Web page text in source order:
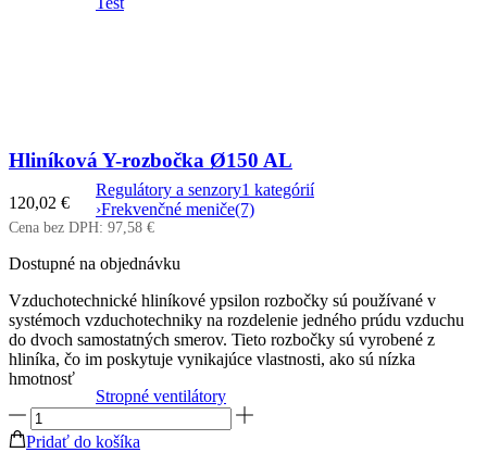
Regulátory a senzory1 kategórií
›Frekvenčné meniče(7)
Stropné ventilátory
Hliníková Y-rozbočka Ø150 AL
120,02 €
Cena bez DPH: 97,58 €
Dostupné na objednávku
Vzduchotechnické hliníkové ypsilon rozbočky sú používané v
systémoch vzduchotechniky na rozdelenie jedného prúdu vzduchu
do dvoch samostatných smerov. Tieto rozbočky sú vyrobené z
hliníka, čo im poskytuje vynikajúce vlastnosti, ako sú nízka
hmotnosť
množstvo
Hliníková
Y-
Pridať do košíka